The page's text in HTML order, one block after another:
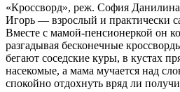
«Кроссворд», реж. София
Игорь — взрослый и практически
Вместе с мамой-пенсионеркой он
разгадывая бесконечные
бегают соседские куры, в кустах
насекомые, а мама мучается над
спокойно отдохнуть вряд ли